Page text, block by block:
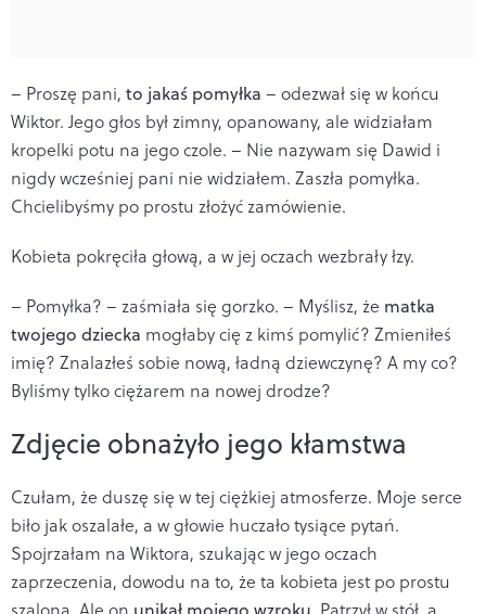
– Proszę pani, to jakaś pomyłka – odezwał się w końcu
Wiktor. Jego głos był zimny, opanowany, ale widziałam
kropelki potu na jego czole. – Nie nazywam się Dawid i
nigdy wcześniej pani nie widziałem. Zaszła pomyłka.
Chcielibyśmy po prostu złożyć zamówienie.
Kobieta pokręciła głową, a w jej oczach wezbrały łzy.
– Pomyłka? – zaśmiała się gorzko. – Myślisz, że matka
twojego dziecka mogłaby cię z kimś pomylić? Zmieniłeś
imię? Znalazłeś sobie nową, ładną dziewczynę? A my co?
Byliśmy tylko ciężarem na nowej drodze?
Zdjęcie obnażyło jego kłamstwa
Czułam, że duszę się w tej ciężkiej atmosferze. Moje serce
biło jak oszalałe, a w głowie huczało tysiące pytań.
Spojrzałam na Wiktora, szukając w jego oczach
zaprzeczenia, dowodu na to, że ta kobieta jest po prostu